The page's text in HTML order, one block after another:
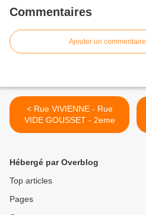
Commentaires
Ajouter un commentaire
< Rue VIVIENNE - Rue
VIDE GOUSSET - 2eme
Hébergé par Overblog
Top articles
Pages